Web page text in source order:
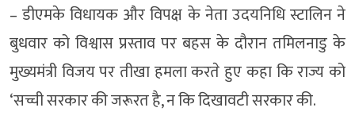
– डीएमके विधायक और विपक्ष के नेता उदयनिधि स्टालिन ने
बुधवार को विश्वास प्रस्ताव पर बहस के दौरान तमिलनाडु के
मुख्यमंत्री विजय पर तीखा हमला करते हुए कहा कि राज्य को
‘सच्ची सरकार की जरूरत है, न कि दिखावटी सरकार की.